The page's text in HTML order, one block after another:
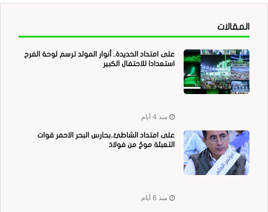
المقالات
على امتداد الحديدة.. أنوار المولد ترسم لوحة الفرح
استعدادا للاحتفال الكبير
منذ 4 أيام
على امتداد الشاطئ..بحارس البحر الاحمر قوات
التعبئة موجٌ من فولاذ
منذ 6 أيام